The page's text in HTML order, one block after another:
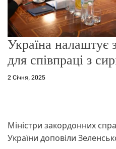
Україна налаштує
для співпраці з
2 Січня, 2025
Міністри закордонних
України доповіли